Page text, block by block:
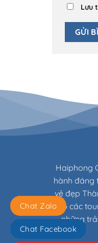
Lưu
Haiphong
hành đáng
vẻ đẹp
cấp các
những
Chat Zalo
Chat Facebook